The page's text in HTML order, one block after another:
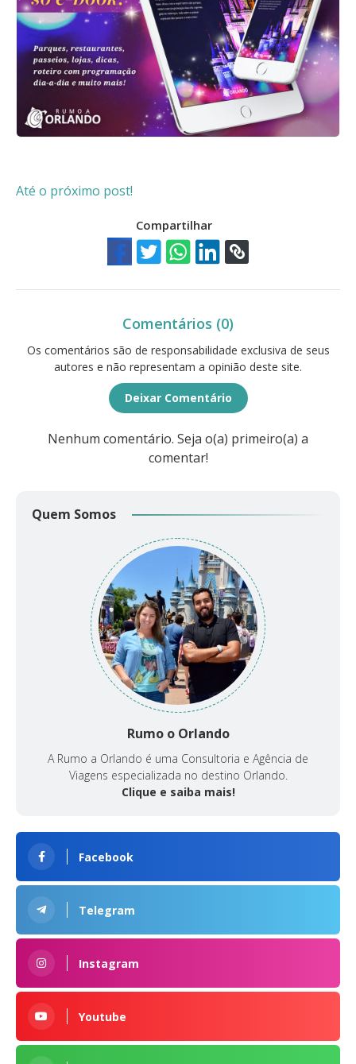
Até o próximo post!
Compartilhar
Comentários (0)
Os comentários são de responsabilidade exclusiva de seus
autores e não representam a opinião deste site.
Deixar Comentário
Nenhum comentário. Seja o(a) primeiro(a) a
comentar!
Quem Somos
Rumo o Orlando
A Rumo a Orlando é uma Consultoria e Agência de
Viagens especializada no destino Orlando.
Clique e saiba mais!
Facebook
Telegram
Instagram
Youtube